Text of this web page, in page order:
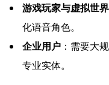
游戏玩家与虚拟世
化语音角色。
企业用户：需要大
专业实体。